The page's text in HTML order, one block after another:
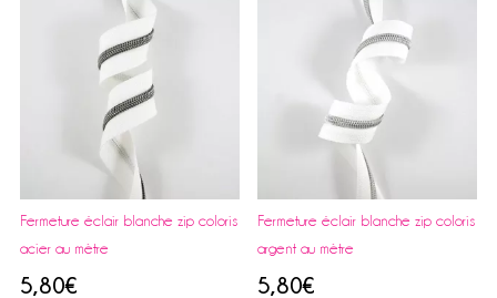
Fermeture éclair blanche zip coloris
acier au mètre
5,80€
Fermeture éclair blanche zip coloris
argent au mètre
5,80€